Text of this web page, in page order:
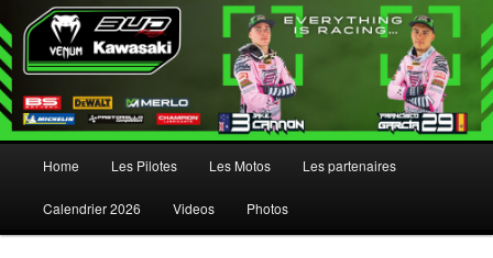
Aller au contenu principal
Aller au contenu secondaire
Home Les Pilotes Les Motos Les partenaires
Calendrier 2026 Videos Photos